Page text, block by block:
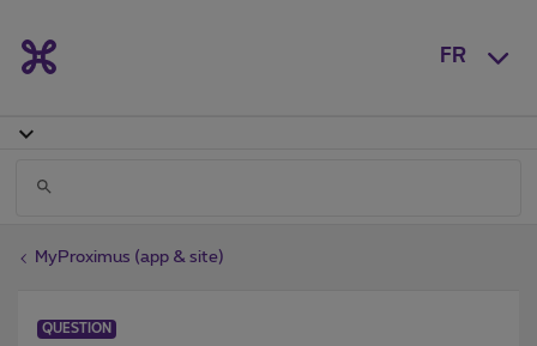
FR
MyProximus (app & site)
QUESTION